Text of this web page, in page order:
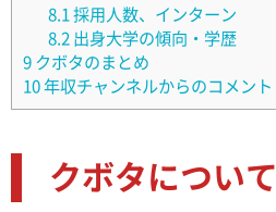
8.1 採用人数、インターン
8.2 出身大学の傾向・学歴
9 クボタのまとめ
10 年収チャンネルからのコメント
クボタについて